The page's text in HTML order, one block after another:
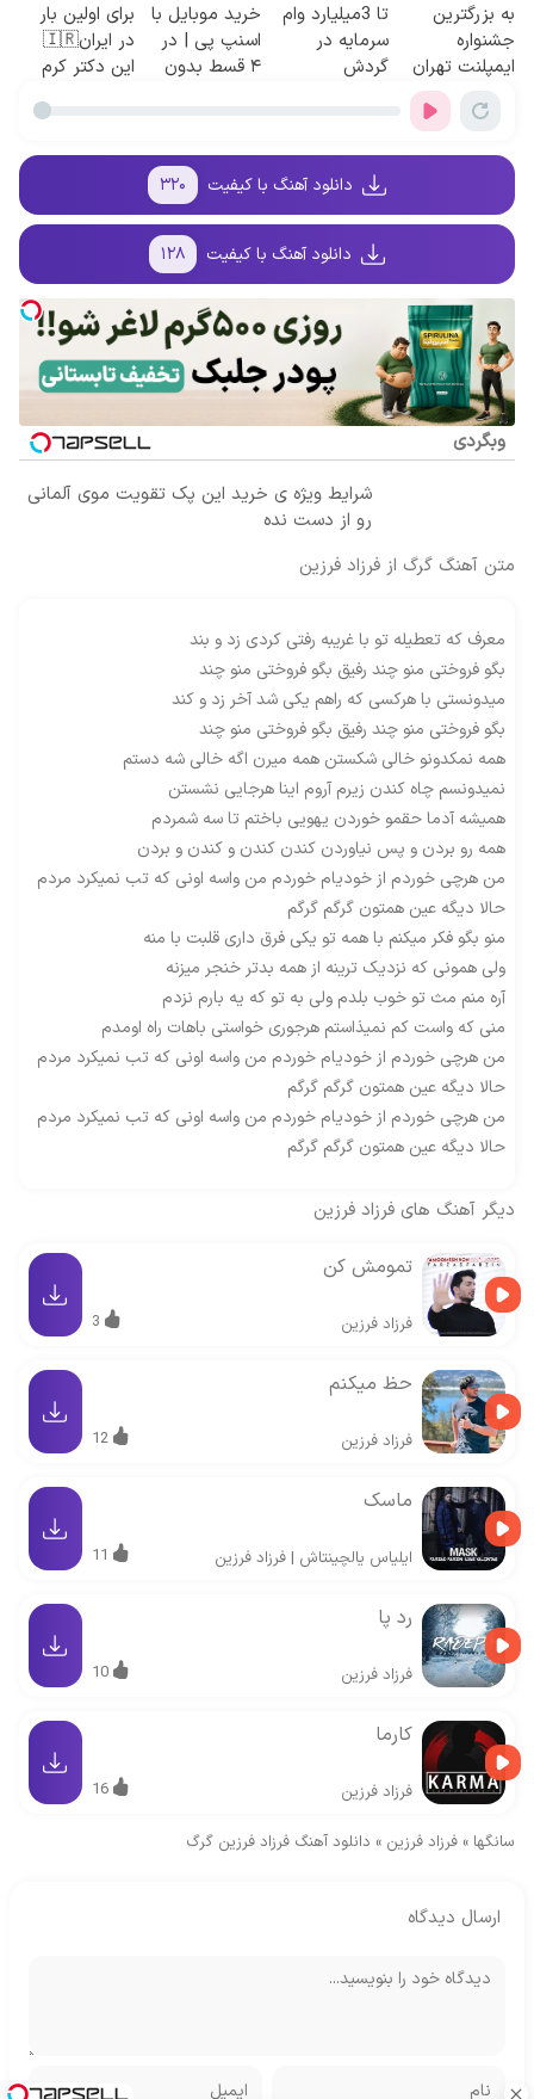
به بزرگترین
جشنواره
ایمپلنت تهران
سر بزنید ! |
فقط ۲۵ میلیون
تا 3میلیارد وام
سرمایه در
گردش
خرید موبایل با
اسنپ پی | در
۴ قسط بدون
برای اولین بار
در ایران🇮🇷
این دکتر کرم
روزه ساخت!
دانلود آهنگ با کیفیت ۳۲۰
دانلود آهنگ با کیفیت ۱۲۸
وبگردی
شرایط ویژه ی خرید این پک تقویت موی آلمانی
رو از دست نده
متن آهنگ گرگ از فرزاد فرزین
معرف که تعطیله تو با غریبه رفتی کردی زد و بند
بگو فروختی منو چند رفیق بگو فروختی منو چند
میدونستی با هرکسی که راهم یکی شد آخر زد و کند
بگو فروختی منو چند رفیق بگو فروختی منو چند
همه نمکدونو خالی شکستن همه میرن اگه خالی شه دستم
نمیدونسم چاه کندن زیرم آروم اینا هرجایی نشستن
همیشه آدما حقمو خوردن یهویی باختم تا سه شمردم
همه رو بردن و پس نیاوردن کندن کندن و کندن و بردن
من هرچی خوردم از خودیام خوردم من واسه اونی که تب نمیکرد مردم
حالا دیگه عین همتون گرگم گرگم
منو بگو فکر میکنم با همه تو یکی فرق داری قلبت با منه
ولی همونی که نزدیک ترینه از همه بدتر خنجر میزنه
آره منم مث تو خوب بلدم ولی به تو که یه بارم نزدم
منی که واست کم نمیذاستم هرجوری خواستی باهات راه اومدم
من هرچی خوردم از خودیام خوردم من واسه اونی که تب نمیکرد مردم
حالا دیگه عین همتون گرگم گرگم
من هرچی خوردم از خودیام خوردم من واسه اونی که تب نمیکرد مردم
حالا دیگه عین همتون گرگم گرگم
دیگر آهنگ های فرزاد فرزین
تمومش کن
فرزاد فرزین 3
حظ میکنم
فرزاد فرزین 12
ماسک
ایلیاس یالچینتاش | فرزاد فرزین 11
رد پا
فرزاد فرزین 10
کارما
فرزاد فرزین 16
سانگها » فرزاد فرزین » دانلود آهنگ فرزاد فرزین گرگ
ارسال دیدگاه